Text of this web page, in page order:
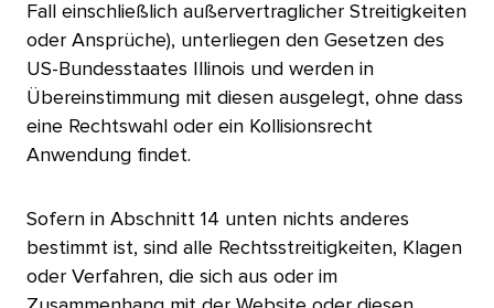
Fall einschließlich außervertraglicher Streitigkeiten
oder Ansprüche), unterliegen den Gesetzen des
US-Bundesstaates Illinois und werden in
Übereinstimmung mit diesen ausgelegt, ohne dass
eine Rechtswahl oder ein Kollisionsrecht
Anwendung findet.​​
Sofern in Abschnitt 14 unten nichts anderes
bestimmt ist, sind alle Rechtsstreitigkeiten, Klagen
oder Verfahren, die sich aus oder im